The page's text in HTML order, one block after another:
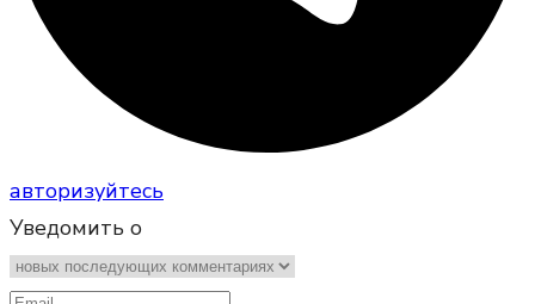
авторизуйтесь
Уведомить о